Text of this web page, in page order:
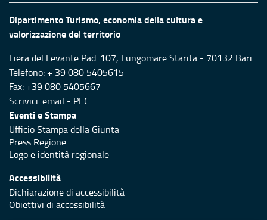
Dipartimento Turismo, economia della cultura e
valorizzazione del territorio
Fiera del Levante Pad. 107, Lungomare Starita - 70132 Bari
Telefono: + 39 080 5405615
Fax: +39 080 5405667
Scrivici:email - PEC
Eventi e Stampa
Ufficio Stampa della Giunta
Press Regione
Logo e identità regionale
Accessibilità
Dichiarazione di accessibilità
Obiettivi di accessibilità